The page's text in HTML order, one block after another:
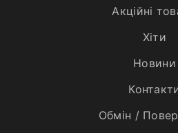
Акційні
Хiти
Новини
Обмін /